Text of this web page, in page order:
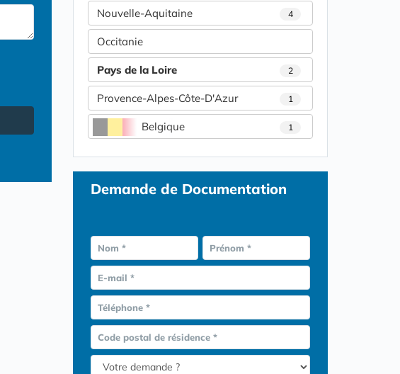
Nouvelle-Aquitaine 4
Occitanie
Pays de la Loire 2
Provence-Alpes-Côte-D'Azur 1
Belgique 1
Demande de Documentation
Nom * Prénom *
E-mail *
Téléphone *
Code postal de résidence *